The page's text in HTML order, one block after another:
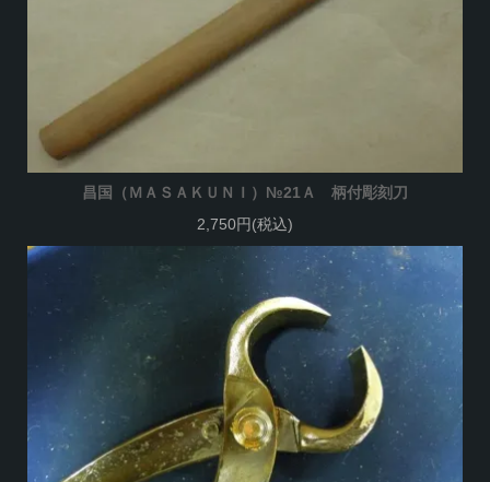
昌国（ＭＡＳＡＫＵＮＩ）№21Ａ 柄付彫刻刀
2,750円(税込)